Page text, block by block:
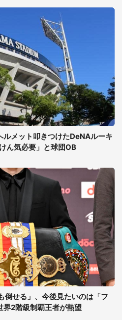
メット叩きつけたDeNAルーキ
ん気必要」と球団OB
倒せる」、今後見たいのは「フ
界2階級制覇王者が熱望